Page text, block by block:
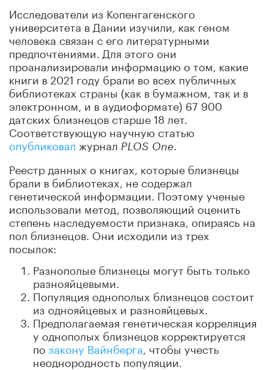
Исследователи из Копенгагенского
университета в Дании изучили, как геном
человека связан с его литературными
предпочтениями. Для этого они
проанализировали информацию о том, какие
книги в 2021 году брали во всех публичных
библиотеках страны (как в бумажном, так и в
электронном, и в аудиоформате) 67 900
датских близнецов старше 18 лет.
Соответствующую научную статью
опубликовал журнал PLOS One
Реестр данных о книгах, которые близнецы
брали в библиотеках, не содержал
генетической информации. Поэтому ученые
использовали метод, позволяющий оценить
степень наследуемости признака, опираясь на
пол близнецов. Они исходили из трех
посылок:
Разнополые близнецы могут быть только
разнояйцевыми.
Популяция однополых близнецов состоит
из однояйцевых и разнояйцевых.
Предполагаемая генетическая корреляция
у однополых близнецов корректируется
позакону Вайнберга, чтобы учесть
неоднородность популяции.